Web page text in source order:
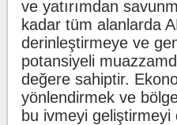
ve yatırımdan
kadar tüm alanlarda
derinleştirmeye ve
potansiyeli
değere sahiptir.
yönlendirmek ve
bu ivmeyi